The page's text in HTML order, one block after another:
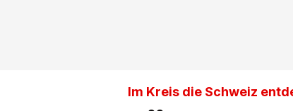
Im Kreis die Schweiz